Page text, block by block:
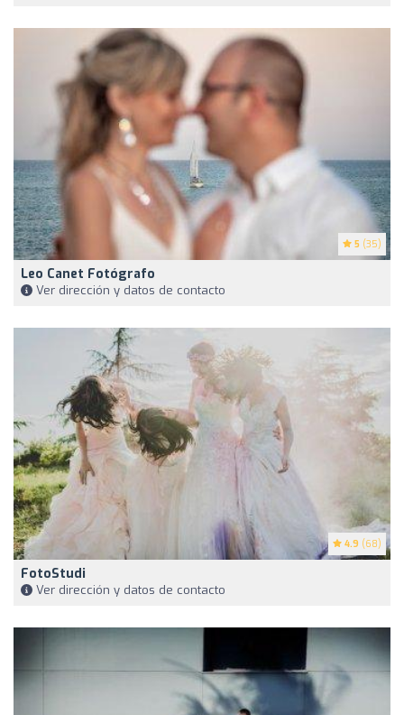
5 (35)
Leo Canet Fotógrafo
Ver dirección y datos de contacto
4.9 (68)
FotoStudi
Ver dirección y datos de contacto